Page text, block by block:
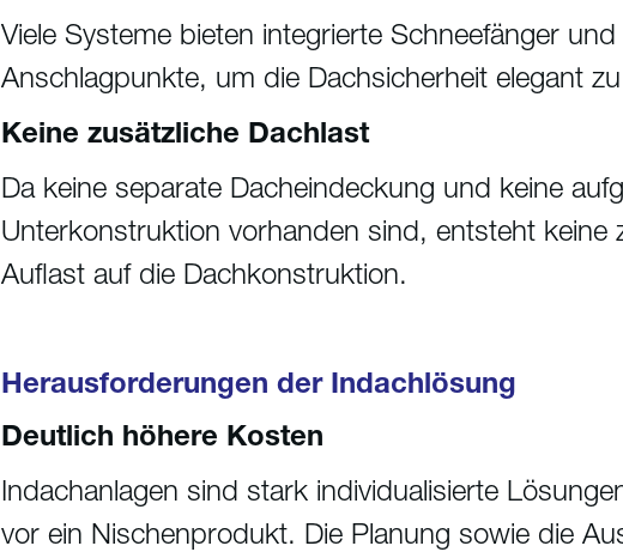
Viele Systeme bieten integrierte Schneefänger und
Anschlagpunkte, um die Dachsicherheit elegant
Keine zusätzliche Dachlast
Da keine separate Dacheindeckung und keine
Unterkonstruktion vorhanden sind, entsteht keine
Auflast auf die Dachkonstruktion.
Herausforderungen der Indachlösung
Deutlich höhere Kosten
Indachanlagen sind stark individualisierte
vor ein Nischenprodukt. Die Planung sowie die